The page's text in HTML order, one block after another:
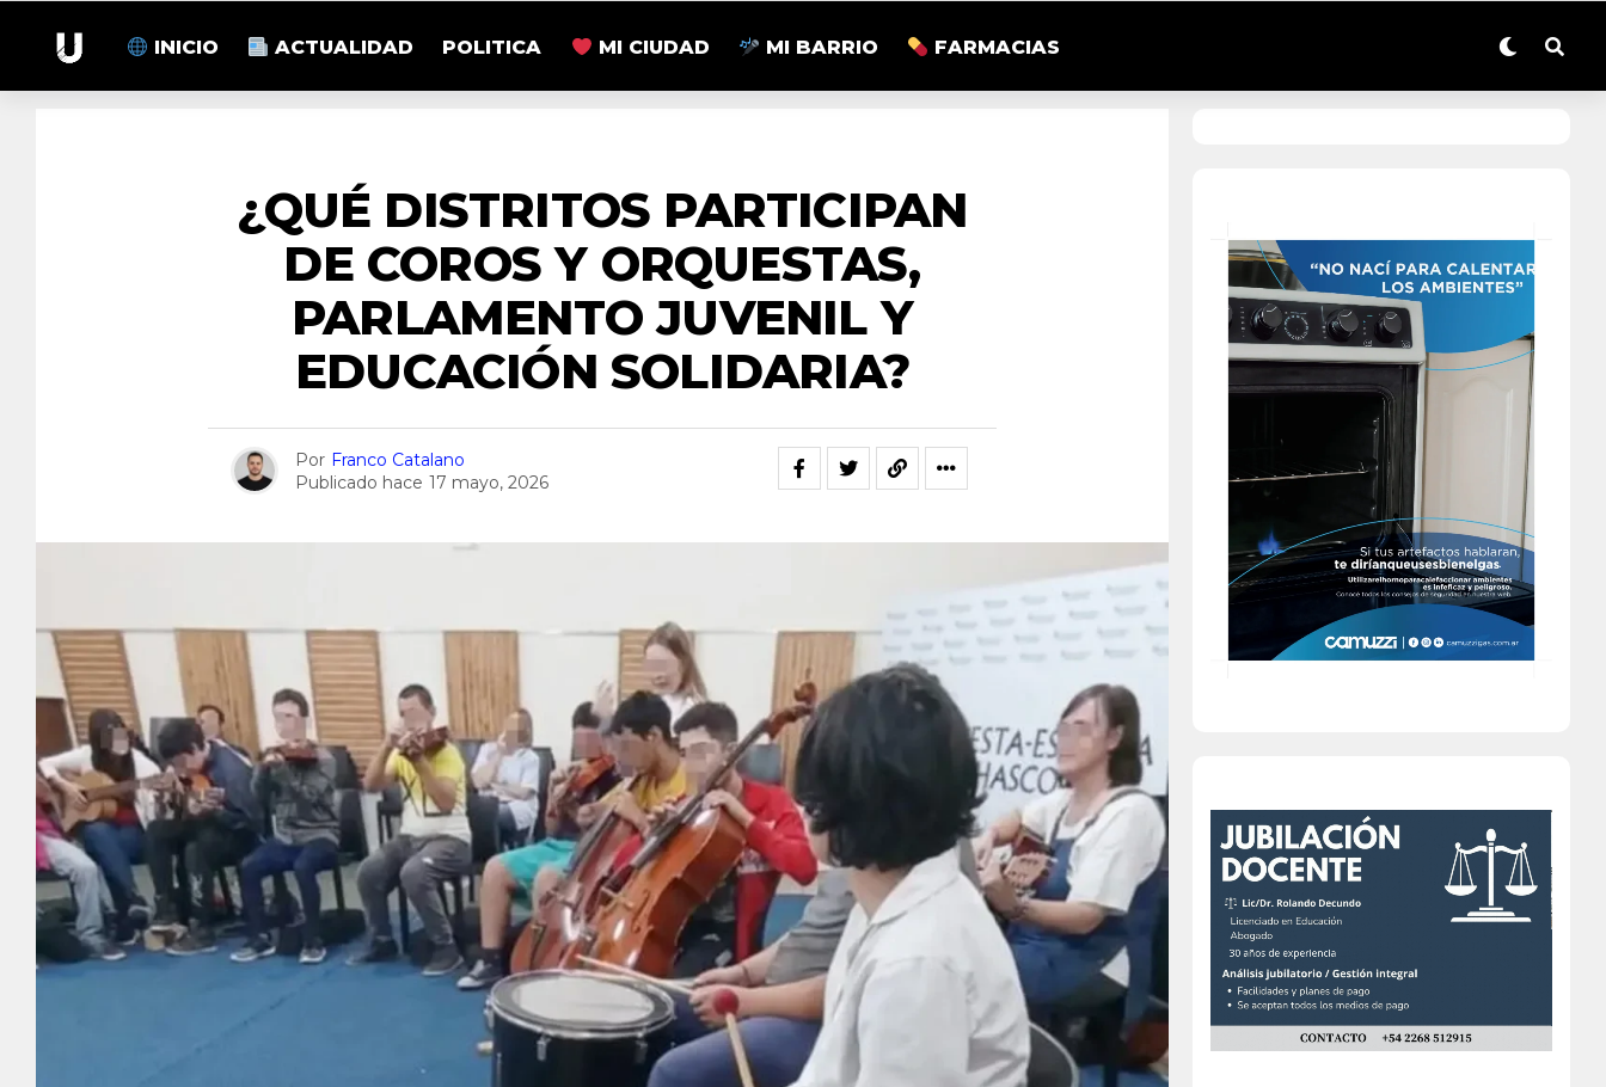
INICIO ACTUALIDAD POLITICA MI CIUDAD MI BARRIO FARMACIAS
¿QUÉ DISTRITOS PARTICIPAN
DE COROS Y ORQUESTAS,
PARLAMENTO JUVENIL Y
EDUCACIÓN SOLIDARIA?
Por Franco Catalano
Publicado hace 17 mayo, 2026